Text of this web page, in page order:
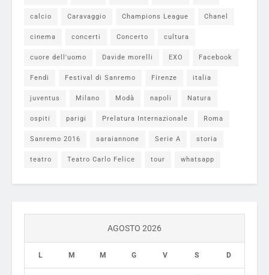
calcio Caravaggio Champions League Chanel
cinema concerti Concerto cultura
cuore dell'uomo Davide morelli EXO Facebook
Fendi Festival di Sanremo Firenze italia
juventus Milano Modà napoli Natura
ospiti parigi Prelatura Internazionale Roma
Sanremo 2016 saraiannone Serie A storia
teatro Teatro Carlo Felice tour whatsapp
AGOSTO 2026
L M M G V S D